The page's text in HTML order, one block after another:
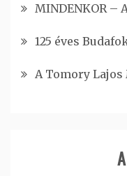
MINDENKOR –
125 éves
A Tomory